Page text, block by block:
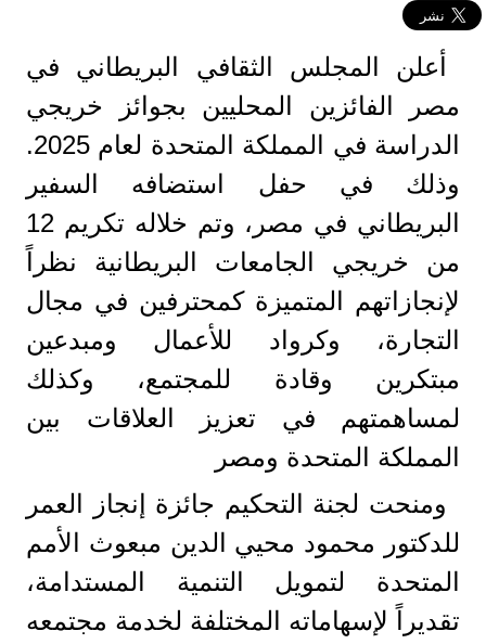
أعلن المجلس الثقافي البريطاني في
مصر الفائزين المحليين بجوائز خريجي
الدراسة في المملكة المتحدة لعام 2025.
وذلك في حفل استضافه السفير
البريطاني في مصر، وتم خلاله تكريم 12
من خريجي الجامعات البريطانية نظراً
لإنجازاتهم المتميزة كمحترفين في مجال
التجارة، وكرواد للأعمال ومبدعين
مبتكرين وقادة للمجتمع، وكذلك
لمساهمتهم في تعزيز العلاقات بين
المملكة المتحدة ومصر
ومنحت لجنة التحكيم جائزة إنجاز العمر
للدكتور محمود محيي الدين مبعوث الأمم
المتحدة لتمويل التنمية المستدامة،
تقديراً لإسهاماته المختلفة لخدمة مجتمعه